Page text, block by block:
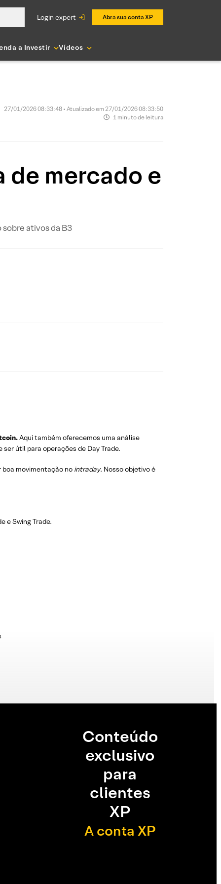
login expert Abra sua conta XP
a Investir Vídeos
27/01/2026 08:33:48 • Atualizado em 27/01/2026 08:33:50
1 minuto de leitura
de mercado e
ativos da B3
Aqui também oferecemos uma análise
útil para operações de Day Trade.
movimentação no intraday. Nosso objetivo é
e Swing Trade.
Conteúdo
exclusivo
para
clientes
XP
A conta XP